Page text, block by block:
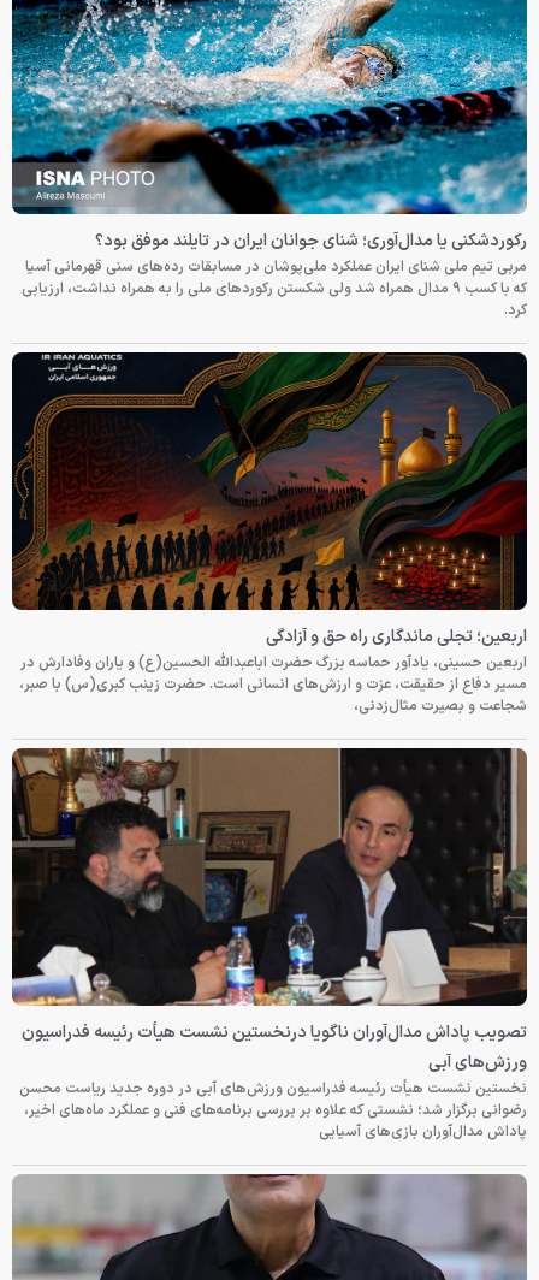
رکوردشکنی یا مدال‌آوری؛ شنای جوانان ایران در تایلند موفق بود؟
مربی تیم ملی شنای ایران عملکرد ملی‌پوشان در مسابقات رده‌های سنی قهرمانی آسیا
که با کسب ۹ مدال همراه شد ولی شکستن رکوردهای ملی را به همراه نداشت، ارزیابی
کرد.
اربعین؛ تجلی ماندگاری راه حق و آزادگی
اربعین حسینی، یادآور حماسه بزرگ حضرت اباعبدالله الحسین(ع) و یاران وفادارش در
مسیر دفاع از حقیقت، عزت و ارزش‌های انسانی است. حضرت زینب کبری(س) با صبر،
شجاعت و بصیرت مثال‌زدنی،
تصویب پاداش مدال‌آوران ناگویا درنخستین نشست هیأت رئیسه فدراسیون
ورزش‌های آبی
نخستین نشست هیأت رئیسه فدراسیون ورزش‌های آبی در دوره جدید ریاست محسن
رضوانی برگزار شد؛ نشستی که علاوه بر بررسی برنامه‌های فنی و عملکرد ماه‌های اخیر،
پاداش مدال‌آوران بازی‌های آسیایی